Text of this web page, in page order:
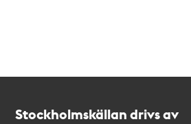
Stockholmskällan drivs av